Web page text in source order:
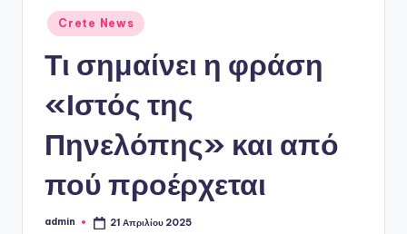
o
Αναρτήθηκε
σε
Crete News
Τι σημαίνει η φράση
«Ιστός της
Πηνελόπης» και από
πού προέρχεται
Συγγραφέας:
admin 21 Απριλίου 2025